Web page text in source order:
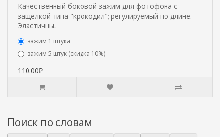
Качественный боковой зажим для фотофона с
защелкой типа "крокодил"; регулируемый по длине.
Эластичны..
зажим 1 штука
зажим 5 штук (скидка 10%)
110.00₽
Поиск по словам